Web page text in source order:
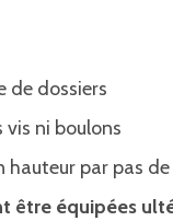
de dossiers
ni boulons
hauteur par pas
être équipées